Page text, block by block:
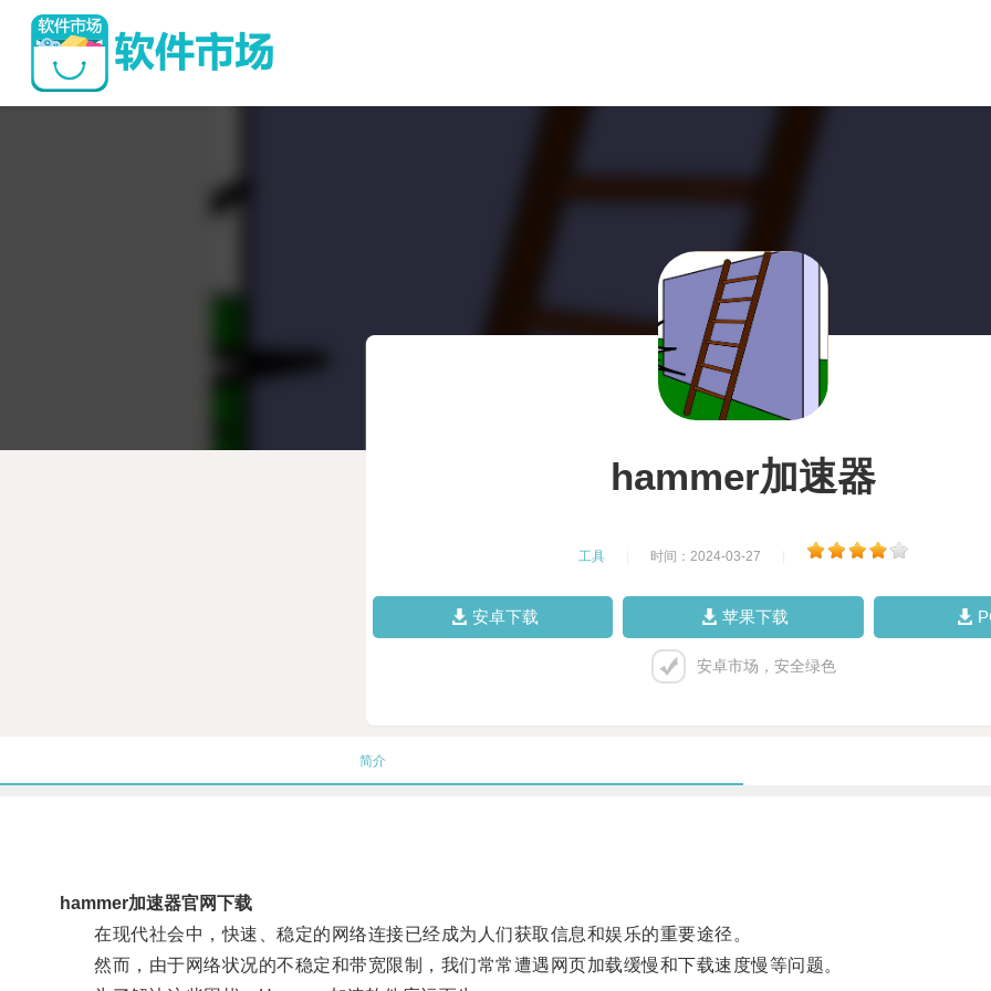
hammer加速器
工具 时间：2024-03-27
安卓下载 苹果下载
安卓市场，安全绿色
简介
hammer加速器官网下载
在现代社会中，快速、稳定的网络连接已经成为人们获取信息和娱乐的重要途径。
然而，由于网络状况的不稳定和带宽限制，我们常常遭遇网页加载缓慢和下载速度慢等问题。